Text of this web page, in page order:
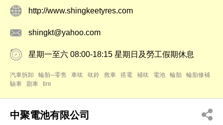
http://www.shingkeetyres.com
shingkt@yahoo.com
星期一至六 08:00-18:15 星期日及勞工假期休息
汽車拆卸 輪胎─零售 車呔 呔鈴 救車 搭電 補呔 電池 輪胎
輪胎修補
驗車
劏車 tire
中聚電池有限公司